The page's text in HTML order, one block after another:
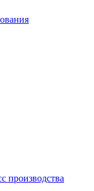
производства